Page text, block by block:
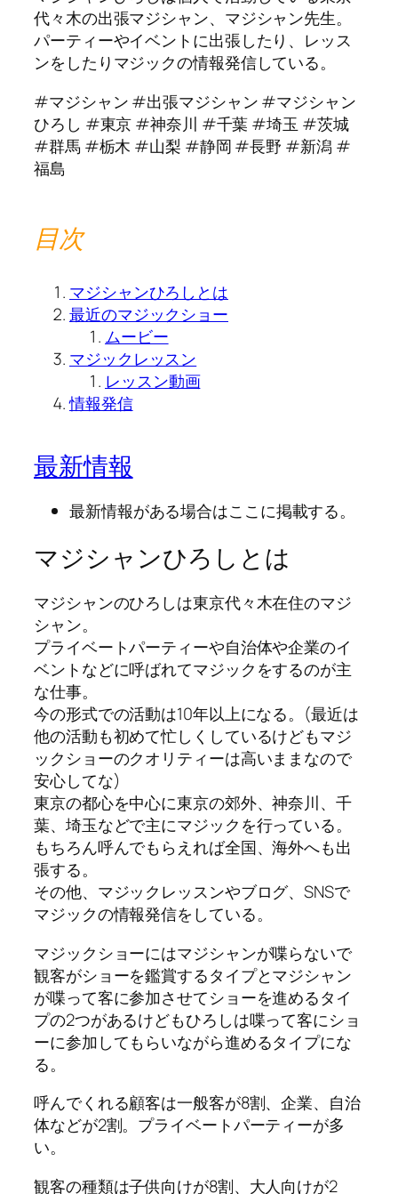
代々木の出張マジシャン、マジシャン先生。
パーティーやイベントに出張したり、レッス
ンをしたりマジックの情報発信している。
#マジシャン #出張マジシャン #マジシャン
ひろし #東京 #神奈川 #千葉 #埼玉 #茨城
#群馬 #栃木 #山梨 #静岡 #長野 #新潟 #
福島
目次
マジシャンひろしとは
最近のマジックショー
ムービー
マジックレッスン
レッスン動画
情報発信
最新情報
最新情報がある場合はここに掲載する。
マジシャンひろしとは
マジシャンのひろしは東京代々木在住のマジ
シャン。
プライベートパーティーや自治体や企業のイ
ベントなどに呼ばれてマジックをするのが主
な仕事。
今の形式での活動は10年以上になる。(最近は
他の活動も初めて忙しくしているけどもマジ
ックショーのクオリティーは高いままなので
安心してな)
東京の都心を中心に東京の郊外、神奈川、千
葉、埼玉などで主にマジックを行っている。
もちろん呼んでもらえれば全国、海外へも出
張する。
その他、マジックレッスンやブログ、SNSで
マジックの情報発信をしている。
マジックショーにはマジシャンが喋らないで
観客がショーを鑑賞するタイプとマジシャン
が喋って客に参加させてショーを進めるタイ
プの2つがあるけどもひろしは喋って客にショ
ーに参加してもらいながら進めるタイプにな
る。
呼んでくれる顧客は一般客が8割、企業、自治
体などが2割。プライベートパーティーが多
い。
観客の種類は子供向けが8割、大人向けが2